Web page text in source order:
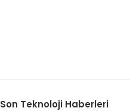
Son Teknoloji Haberleri